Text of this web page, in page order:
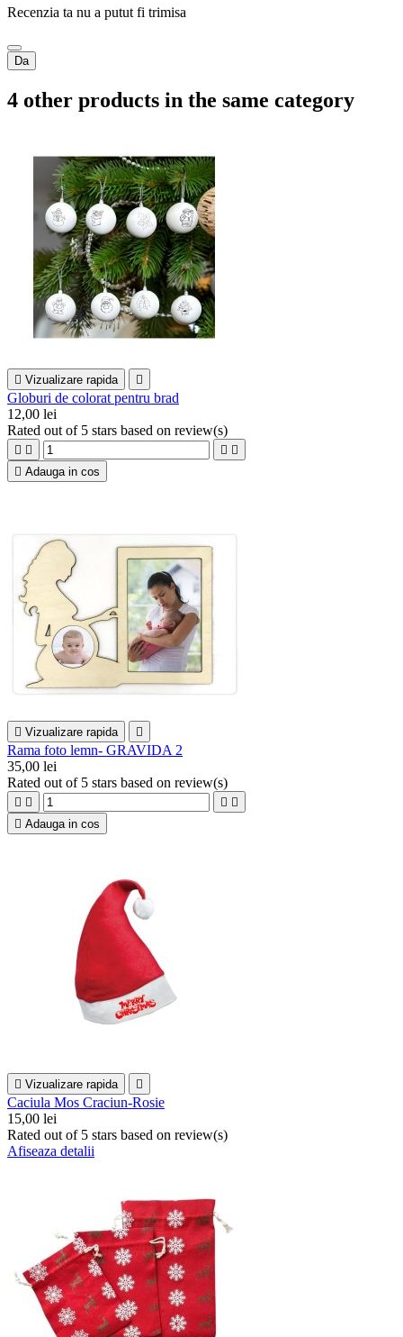
Recenzia ta nu a putut fi trimisa
Da
4 other products in the same category
 Vizualizare rapida 
Globuri de colorat pentru brad
12,00 lei
Rated out of 5 stars based on review(s)
   
 Adauga in cos
 Vizualizare rapida 
Rama foto lemn- GRAVIDA 2
35,00 lei
Rated out of 5 stars based on review(s)
   
 Adauga in cos
 Vizualizare rapida 
Caciula Mos Craciun-Rosie
15,00 lei
Rated out of 5 stars based on review(s)
Afiseaza detalii